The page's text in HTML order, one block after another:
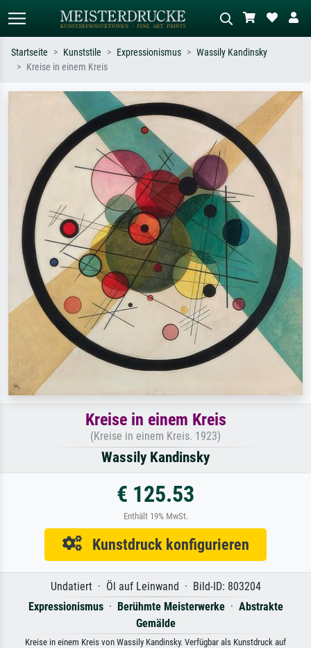
Suchen Sie nach Künstlern, Werktiteln
oder Stilen – z.B. Monet,
Sternennacht, Impressionismus, Welle
Hokusai, Akt.
Beschreiben Sie die Szene – z.B. Grüne
Wiese, Abstrakt mit viel Rot, Dunkles
Ölgemälde, Stehender Akt neben einem
Baum.
Startseite Kunststile Expressionismus
Wassily Kandinsky
Kreise in einem Kreis
Kreise in einem Kreis
(Kreise in einem Kreis. 1923)
Wassily Kandinsky
€ 125.53
Enthält 19% MwSt.
Kunstdruck konfigurieren
Undatiert · Öl auf Leinwand · Bild-ID: 803204
Expressionismus· Berühmte Meisterwerke· Abstrakte
Gemälde
Kreise in einem Kreis von Wassily Kandinsky. Verfügbar als Kunstdruck auf